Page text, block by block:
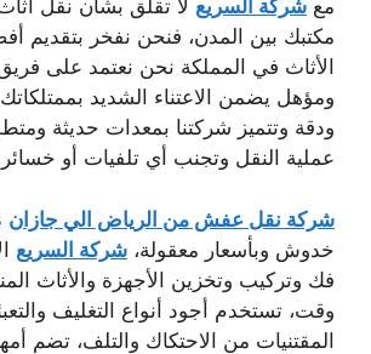
مع شركة السريع لا تقلق بشأن نقل
مكتبك بين المدن، فنحن نفخر بتقديم
الأثاث في المملكة نحن نعتمد على
ومؤهل يضمن الاعتناء الشديد بممتلكاتك
ودقة وتتميز شركتنا بمعدات حديثة
عملية النقل وتجنب أي تلفيات أو
شركة نقل عفش من الرياض الي جازان
خدوش وبأسعار معقولة، شركة السريع
فك وتركيب وتخزين الأجهزة والأثاث
وقت، تستخدم أجود أنواع التغليف
المقتنيات من الاحتكاك والتلف، تضم